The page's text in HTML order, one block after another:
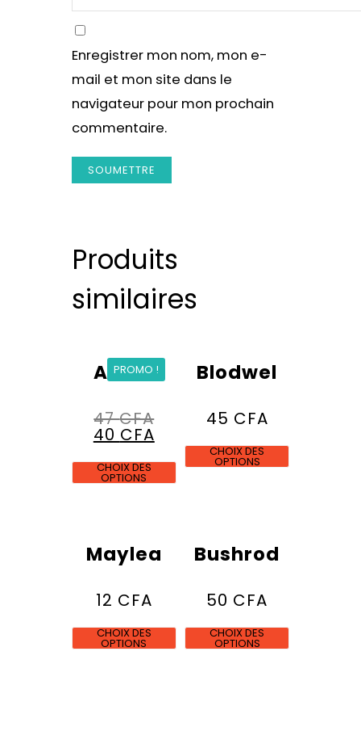
Enregistrer mon nom, mon e-
mail et mon site dans le
navigateur pour mon prochain
commentaire.
Produits
similaires
PROMO !
Ankur
47CFA
40 CFA
CHOIX DES
OPTIONS
Blodwel
45 CFA
CHOIX DES
OPTIONS
Maylea
12 CFA
CHOIX DES
OPTIONS
Bushrod
50 CFA
CHOIX DES
OPTIONS